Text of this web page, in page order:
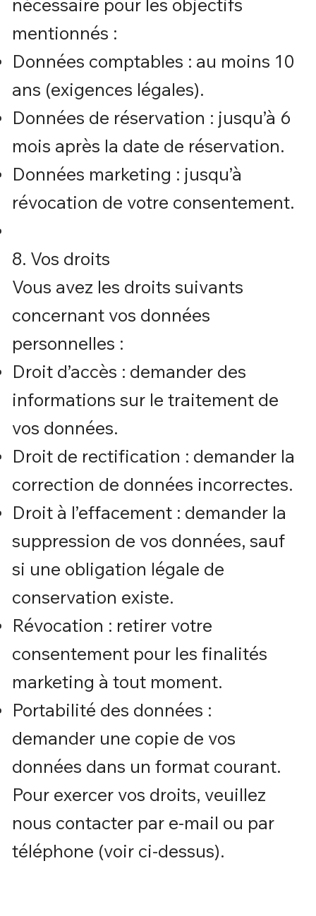
nécessaire pour les objectifs
mentionnés :
Données comptables : au moins 10
ans (exigences légales).
Données de réservation : jusqu’à 6
mois après la date de réservation.
Données marketing : jusqu’à
révocation de votre consentement.
8. Vos droits
Vous avez les droits suivants
concernant vos données
personnelles :
Droit d’accès : demander des
informations sur le traitement de
vos données.
Droit de rectification : demander la
correction de données incorrectes.
Droit à l’effacement : demander la
suppression de vos données, sauf
si une obligation légale de
conservation existe.
Révocation : retirer votre
consentement pour les finalités
marketing à tout moment.
Portabilité des données :
demander une copie de vos
données dans un format courant.
Pour exercer vos droits, veuillez
nous contacter par e-mail ou par
téléphone (voir ci-dessus).